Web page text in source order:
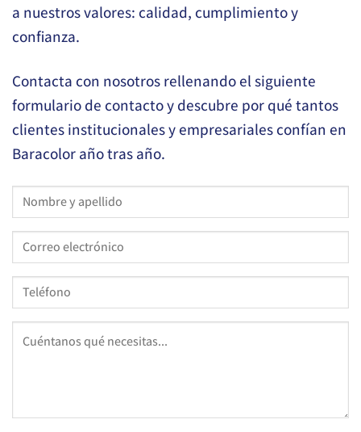
a nuestros valores: calidad, cumplimiento y
confianza.
Contacta con nosotros rellenando el siguiente
formulario de contacto y descubre por qué tantos
clientes institucionales y empresariales confían en
Baracolor año tras año.